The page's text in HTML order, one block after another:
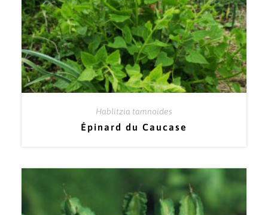
Hablitzia tamnoides
Épinard du Caucase